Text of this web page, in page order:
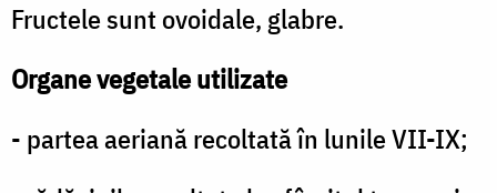
Fructele sunt ovoidale, glabre.
Organe vegetale utilizate
- partea aeriană recoltată în lunile VII-IX;